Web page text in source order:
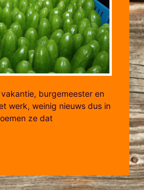
burgemeester en
werk, weinig nieuws dus in
ze dat